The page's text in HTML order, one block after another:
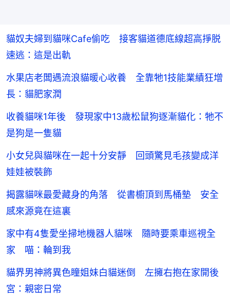
貓奴夫婦到貓咪Cafe偷吃 接客貓道德底線超高掙脱
速逃：這是出軌
水果店老闆遇流浪貓暖心收養 全靠牠1技能業績狂增
長：貓肥家潤
收養貓咪1年後 發現家中13歲松鼠狗逐漸貓化：牠不
是狗是一隻貓
小女兒與貓咪在一起十分安靜 回頭驚見毛孩變成洋
娃娃被裝飾
揭露貓咪最愛藏身的角落 從書櫥頂到馬桶墊 安全
感來源竟在這裏
家中有4隻愛坐掃地機器人貓咪 隨時要乘車巡視全
家 喵：輪到我
貓界男神將異色瞳姐妹白貓迷倒 左擁右抱在家開後
宮：親密日常